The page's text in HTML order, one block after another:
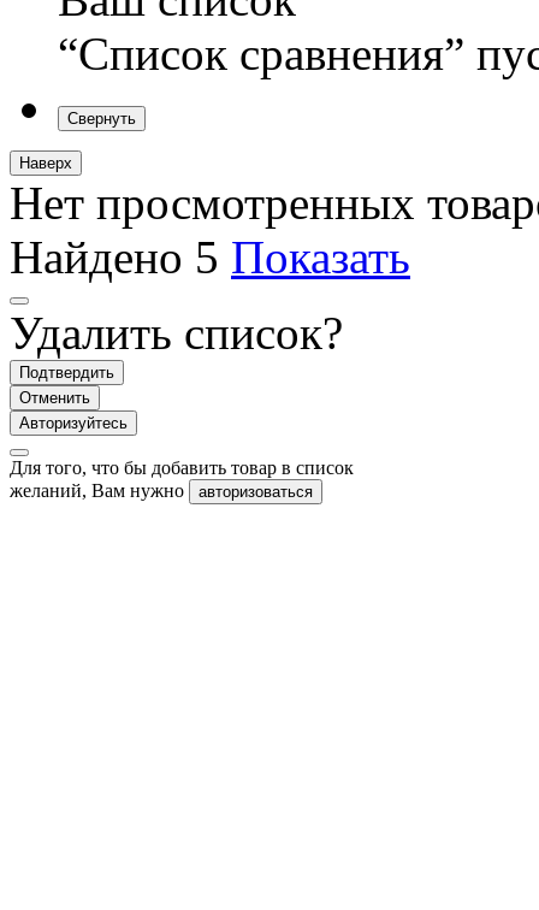
“Список сравнения”
Свернуть
Наверх
Нет просмотренных
Найдено 5 Показать
Удалить список?
Подтвердить
Отменить
Авторизуйтесь
Для того, что бы добавить товар в список
желаний, Вам нужно
авторизоваться